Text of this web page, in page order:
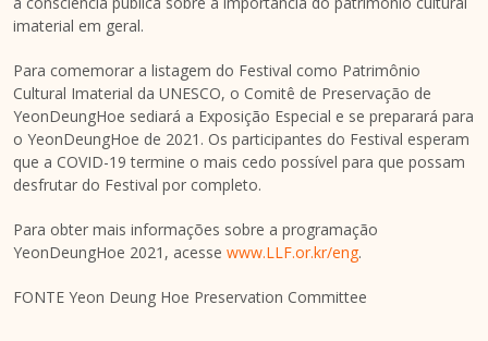
imaterial em geral.
Para comemorar a listagem do Festival como Patrimônio
Cultural Imaterial da UNESCO, o Comitê de Preservação de
YeonDeungHoe sediará a Exposição Especial e se preparará para
o YeonDeungHoe de 2021. Os participantes do Festival esperam
que a COVID-19 termine o mais cedo possível para que possam
desfrutar do Festival por completo.
Para obter mais informações sobre a programação
YeonDeungHoe 2021, acesse www.LLF.or.kr/eng.
FONTE Yeon Deung Hoe Preservation Committee